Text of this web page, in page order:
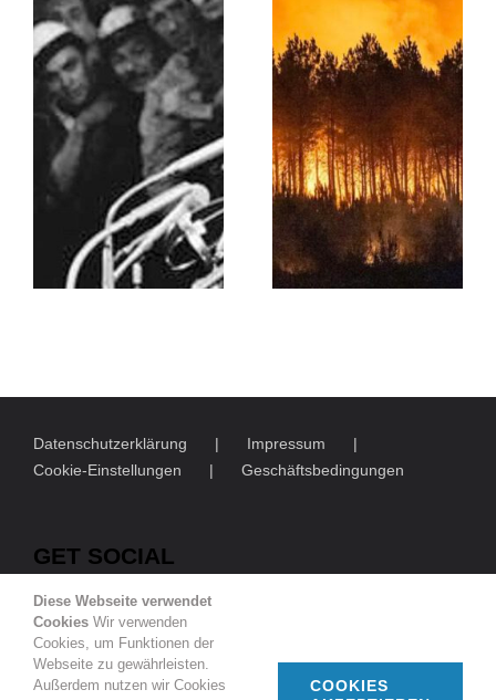
Datenschutzerklärung
Impressum
Cookie-Einstellungen
Geschäftsbedingungen
GET SOCIAL
Diese Webseite verwendet
Cookies Wir verwenden
Cookies, um Funktionen der
Webseite zu gewährleisten.
Außerdem nutzen wir Cookies
COOKIES